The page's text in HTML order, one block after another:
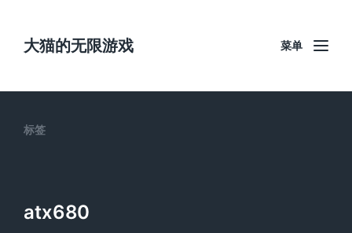
大猫的无限游戏 菜单
标签
atx680